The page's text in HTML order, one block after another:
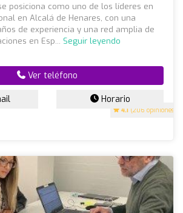
4.1 (206 opiniones)
posiciona como uno de los líderes en
en Alcalá de Henares, con una
de experiencia y una red amplia de
en Esp... Seguir leyendo
Ver teléfono
Horario